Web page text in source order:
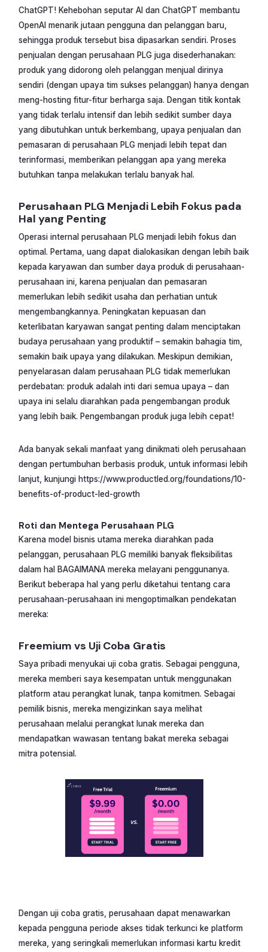
ChatGPT! Kehebohan seputar AI dan ChatGPT membantu
OpenAI menarik jutaan pengguna dan pelanggan baru,
sehingga produk tersebut bisa dipasarkan sendiri. Proses
penjualan dengan perusahaan PLG juga disederhanakan:
produk yang didorong oleh pelanggan menjual dirinya
sendiri (dengan upaya tim sukses pelanggan) hanya dengan
meng-hosting fitur-fitur berharga saja. Dengan titik kontak
yang tidak terlalu intensif dan lebih sedikit sumber daya
yang dibutuhkan untuk berkembang, upaya penjualan dan
pemasaran di perusahaan PLG menjadi lebih tepat dan
terinformasi, memberikan pelanggan apa yang mereka
butuhkan tanpa melakukan terlalu banyak hal.
Perusahaan PLG Menjadi Lebih Fokus pada
Hal yang Penting
Operasi internal perusahaan PLG menjadi lebih fokus dan
optimal. Pertama, uang dapat dialokasikan dengan lebih baik
kepada karyawan dan sumber daya produk di perusahaan-
perusahaan ini, karena penjualan dan pemasaran
memerlukan lebih sedikit usaha dan perhatian untuk
mengembangkannya. Peningkatan kepuasan dan
keterlibatan karyawan sangat penting dalam menciptakan
budaya perusahaan yang produktif – semakin bahagia tim,
semakin baik upaya yang dilakukan. Meskipun demikian,
penyelarasan dalam perusahaan PLG tidak memerlukan
perdebatan: produk adalah inti dari semua upaya – dan
upaya ini selalu diarahkan pada pengembangan produk
yang lebih baik. Pengembangan produk juga lebih cepat!
Ada banyak sekali manfaat yang dinikmati oleh perusahaan
dengan pertumbuhan berbasis produk, untuk informasi lebih
lanjut, kunjungi https://www.productled.org/foundations/10-
benefits-of-product-led-growth
Roti dan Mentega Perusahaan PLG
Karena model bisnis utama mereka diarahkan pada
pelanggan, perusahaan PLG memiliki banyak fleksibilitas
dalam hal BAGAIMANA mereka melayani penggunanya.
Berikut beberapa hal yang perlu diketahui tentang cara
perusahaan-perusahaan ini mengoptimalkan pendekatan
mereka:
Freemium vs Uji Coba Gratis
Saya pribadi menyukai uji coba gratis. Sebagai pengguna,
mereka memberi saya kesempatan untuk menggunakan
platform atau perangkat lunak, tanpa komitmen. Sebagai
pemilik bisnis, mereka mengizinkan saya melihat
perusahaan melalui perangkat lunak mereka dan
mendapatkan wawasan tentang bakat mereka sebagai
mitra potensial.
Dengan uji coba gratis, perusahaan dapat menawarkan
kepada pengguna periode akses tidak terkunci ke platform
mereka, yang seringkali memerlukan informasi kartu kredit